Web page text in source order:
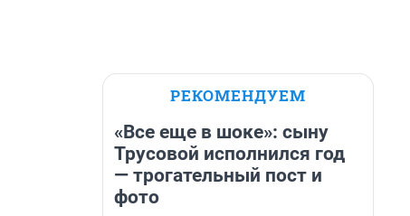
РЕКОМЕНДУЕМ
«Все еще в шоке»: сыну
Трусовой исполнился год
— трогательный пост и
фото